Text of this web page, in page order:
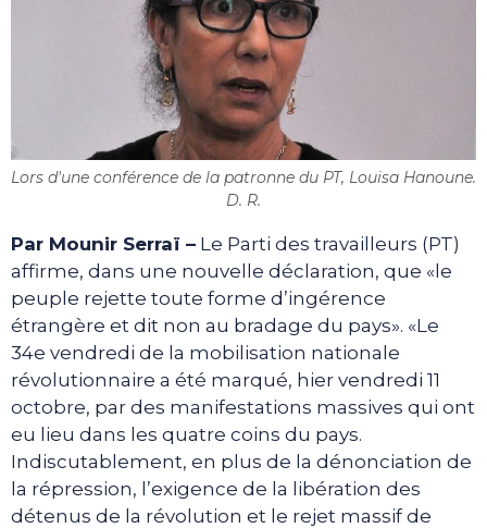
Lors d'une conférence de la patronne du PT, Louisa Hanoune.
D. R.
Par Mounir Serraï – Le Parti des travailleurs (PT)
affirme, dans une nouvelle déclaration, que «le
peuple rejette toute forme d’ingérence
étrangère et dit non au bradage du pays». «Le
34e vendredi de la mobilisation nationale
révolutionnaire a été marqué, hier vendredi 11
octobre, par des manifestations massives qui ont
eu lieu dans les quatre coins du pays.
Indiscutablement, en plus de la dénonciation de
la répression, l’exigence de la libération des
détenus de la révolution et le rejet massif de